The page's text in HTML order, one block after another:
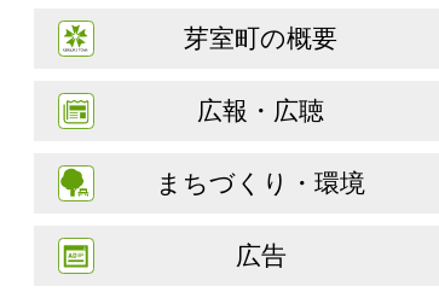
芽室町の概要
広報・広聴
まちづくり・環境
広告